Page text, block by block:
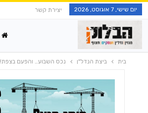
יום שישי, 7 אוגוסט, 2026 יצירת קשר
בית ביצת הנדל"ן נכס השבוע… והפעם בצפת!